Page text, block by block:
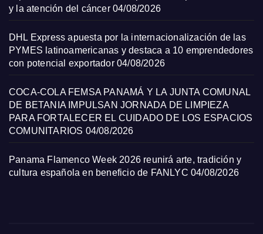
y la atención del cáncer 04/08/2026
DHL Express apuesta por la internacionalización de las
PYMES latinoamericanas y destaca a 10 emprendedores
con potencial exportador 04/08/2026
COCA-COLA FEMSA PANAMÁ Y LA JUNTA COMUNAL
DE BETANIA IMPULSAN JORNADA DE LIMPIEZA
PARA FORTALECER EL CUIDADO DE LOS ESPACIOS
COMUNITARIOS 04/08/2026
Panama Flamenco Week 2026 reunirá arte, tradición y
cultura española en beneficio de FANLYC 04/08/2026